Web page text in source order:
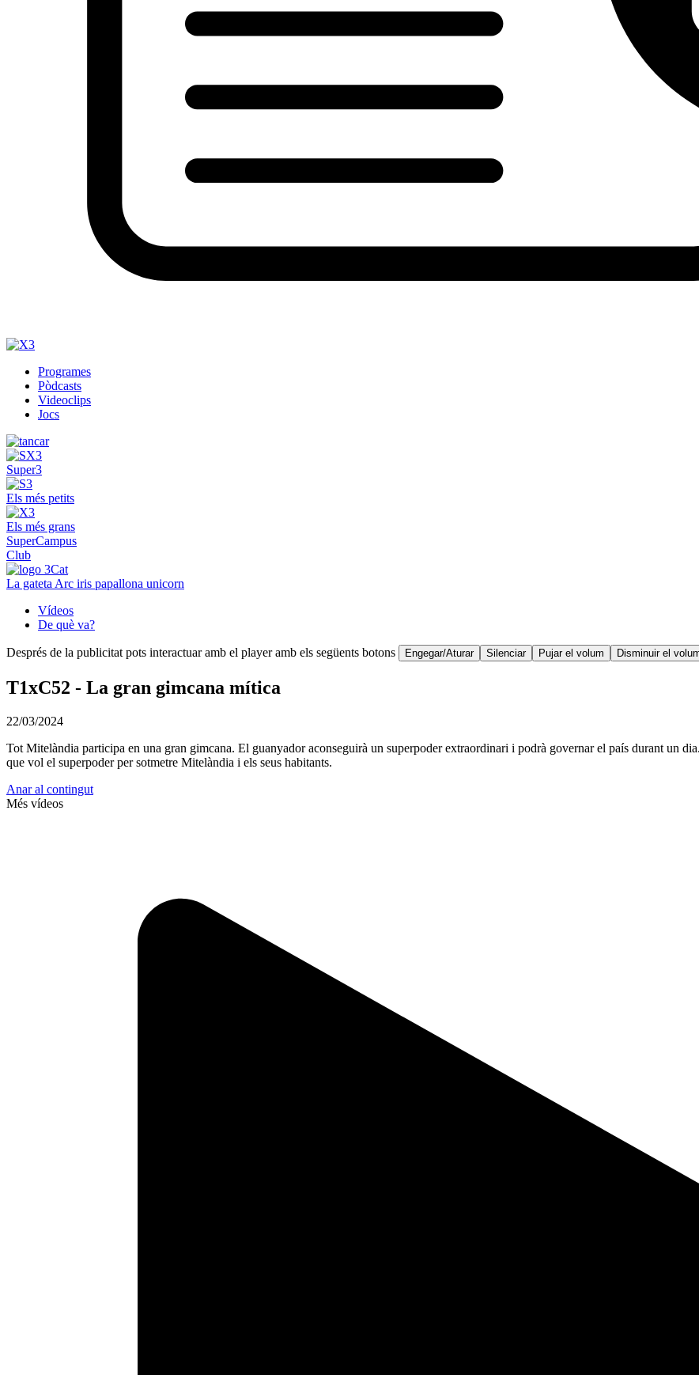
Programes
Pòdcasts
Videoclips
Jocs
Super3
Els més petits
Els més grans
SuperCampus
Club
La gateta Arc iris papallona unicorn
Vídeos
De què va?
Després de la publicitat pots interactuar amb el player amb els següents botons Engegar/Aturar Silenciar Pujar el volum Disminuir el
T1xC52 - La gran gimcana mítica
22/03/2024
Tot Mitelàndia participa en una gran gimcana. El guanyador aconseguirà un superpoder extraordinari i podrà governar el país durant un
que vol el superpoder per sotmetre Mitelàndia i els seus habitants.
Anar al contingut
Més vídeos